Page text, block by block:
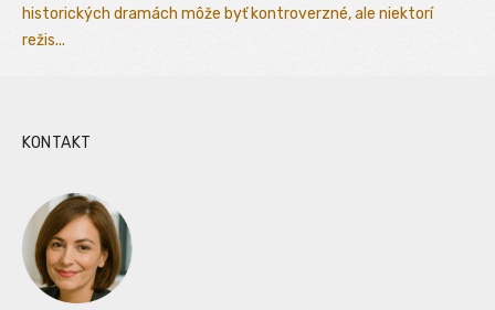
historických dramách môže byť kontroverzné, ale niektorí
režis...
KONTAKT